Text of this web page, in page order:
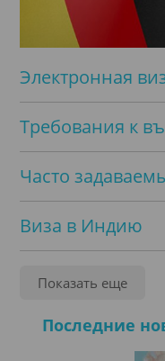
Электронная
Требования к
Часто
Виза в Индию
Стоимость
Информация о
Показать еще
Последние